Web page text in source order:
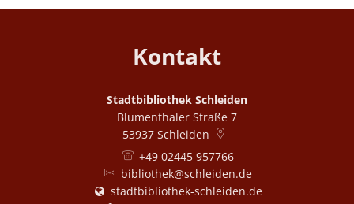
Kontakt
Stadtbibliothek Schleiden
Blumenthaler Straße 7
53937 Schleiden
+49 02445 957766
bibliothek@schleiden.de
stadtbibliothek-schleiden.de